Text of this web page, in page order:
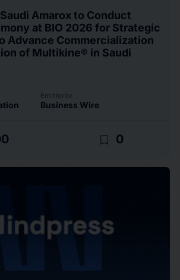
Amarox to Conduct
at BIO 2026 for Strategic
Advance Commercialization
of Multikine® in Saudi
Emittente
Business Wire
bookmark_border 0